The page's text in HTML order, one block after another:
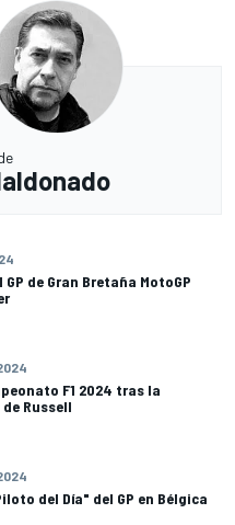
de Gran Bretaña MotoGP
F1 2024 tras la
Russell
del Día" del GP en Bélgica